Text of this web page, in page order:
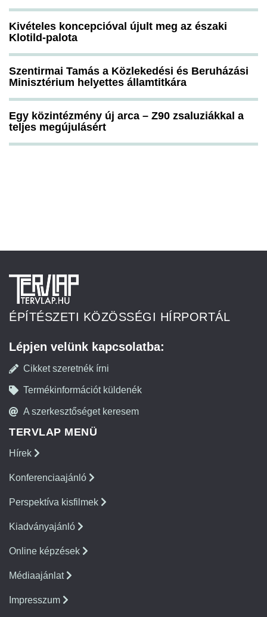
Kivételes koncepcióval újult meg az északi
Klotild-palota
Szentirmai Tamás a Közlekedési és Beruházási
Minisztérium helyettes államtitkára
Egy közintézmény új arca – Z90 zsaluziákkal a
teljes megújulásért
ÉPÍTÉSZETI KÖZÖSSÉGI HÍRPORTÁL
Lépjen velünk kapcsolatba:
Cikket szeretnék írni
Termékinformációt küldenék
A szerkesztőséget keresem
TERVLAP MENÜ
Hírek
Konferenciaajánló
Perspektíva kisfilmek
Kiadványajánló
Online képzések
Médiaajánlat
Impresszum